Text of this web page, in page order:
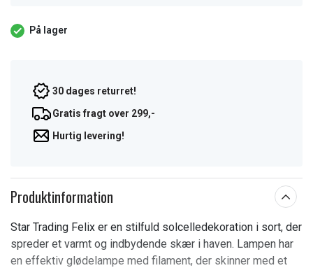
På lager
30 dages returret!
Gratis fragt over 299,-
Hurtig levering!
Produktinformation
Star Trading Felix er en stilfuld solcelledekoration i sort, der
spreder et varmt og indbydende skær i haven. Lampen har
en effektiv glødelampe med filament, der skinner med et